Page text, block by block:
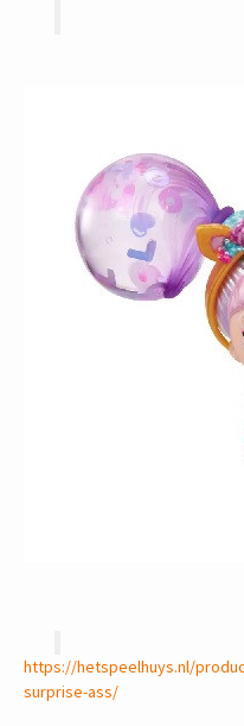
https://hetspeelhuys.nl/
surprise-ass/